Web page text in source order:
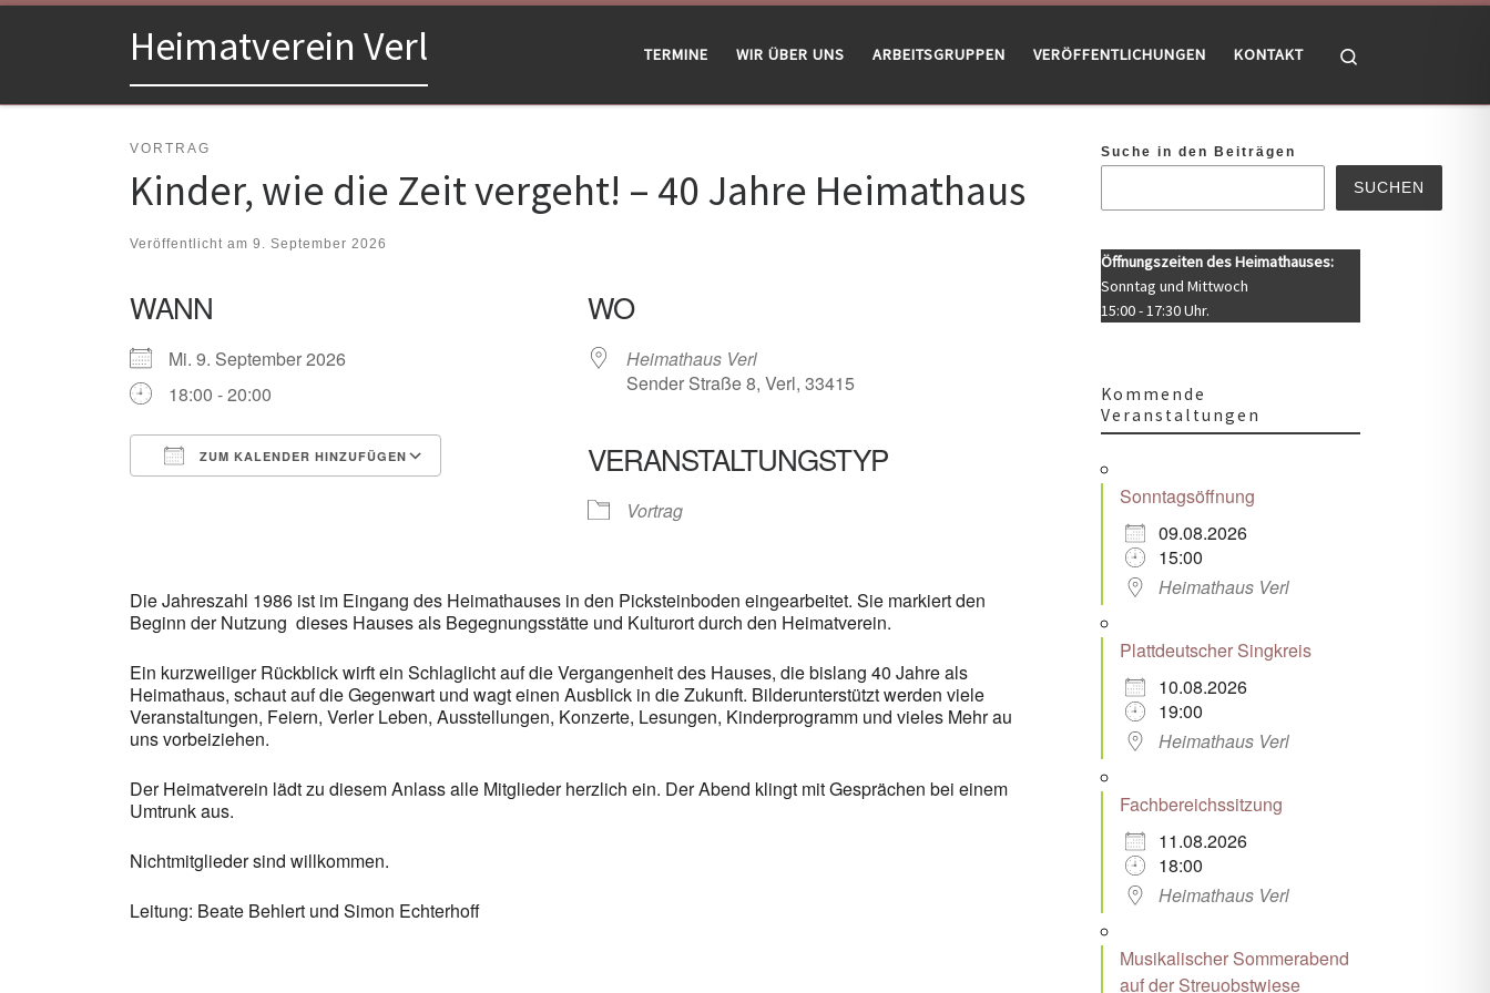
Zum Inhalt springenHeimatverein Verl TERMINE WIR ÜBER UNS ARBEITSGRUPPEN VERÖFFENTLICHUNGEN KONTAKT
VORTRAG
Kinder, wie die Zeit vergeht! – 40 Jahre Heimathaus
Veröffentlicht am 9. September 2026
WANN
Mi. 9. September 2026
18:00 - 20:00
ZUM KALENDER HINZUFÜGEN
Google Kalender Office 365
WO
Heimathaus Verl
Sender Straße 8, Verl, 33415
VERANSTALTUNGSTYP
Vortrag
Die Jahreszahl 1986 ist im Eingang des Heimathauses in den Picksteinboden eingearbeitet. Sie markiert den
Beginn der Nutzung dieses Hauses als Begegnungsstätte und Kulturort durch den Heimatverein.
Ein kurzweiliger Rückblick wirft ein Schlaglicht auf die Vergangenheit des Hauses, die bislang 40 Jahre als
Heimathaus, schaut auf die Gegenwart und wagt einen Ausblick in die Zukunft. Bilderunterstützt werden viele
Veranstaltungen, Feiern, Verler Leben, Ausstellungen, Konzerte, Lesungen, Kinderprogramm und vieles Mehr au
uns vorbeiziehen.
Der Heimatverein lädt zu diesem Anlass alle Mitglieder herzlich ein. Der Abend klingt mit Gesprächen bei einem
Umtrunk aus.
Nichtmitglieder sind willkommen.
Leitung: Beate Behlert und Simon Echterhoff
Suche in den Beiträgen
SUCHEN
Öffnungszeiten des Heimathauses:
Sonntag und Mittwoch
15:00 - 17:30 Uhr.
Kommende
Veranstaltungen
Sonntagsöffnung
09.08.2026
15:00
Heimathaus Verl
Plattdeutscher Singkreis
10.08.2026
19:00
Heimathaus Verl
Fachbereichssitzung
11.08.2026
18:00
Heimathaus Verl
Musikalischer Sommerabend
auf der Streuobstwiese